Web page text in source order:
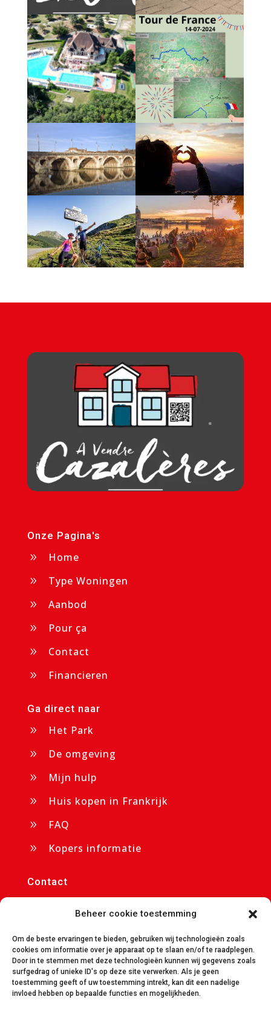
Beheer cookie toestemming
Om de beste ervaringen te bieden, gebruiken wij technologieën zoals
cookies om informatie over je apparaat op te slaan en/of te raadplegen.
Door in te stemmen met deze technologieën kunnen wij gegevens zoals
surfgedrag of unieke ID's op deze site verwerken. Als je geen
toestemming geeft of uw toestemming intrekt, kan dit een nadelige
invloed hebben op bepaalde functies en mogelijkheden.
Onze Pagina's
9
Home
9 Type Woningen
9 Aanbod
9 Pour ça
9 Contact
9 Financieren
Ga direct naar
9
Het Park
9 De omgeving
9 Mijn hulp
9 Huis kopen in Frankrijk
9 FAQ
9 Kopers informatie
Contact
09350 Daumazan sur Arize
 info@avendrecazaleres.nl
 avendrecazaleres.nl
 +31 85 401 7650